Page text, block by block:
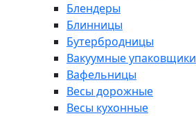
Блендеры
Блинницы
Бутербродницы
Вакуумные упаковщики
Вафельницы
Весы дорожные
Весы кухонные